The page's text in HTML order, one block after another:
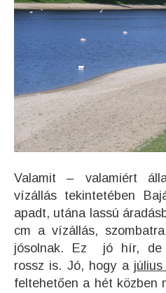
Valamit – valamiért
vízállás tekintetében
apadt, utána lassú
cm a vízállás,
jósolnak. Ez jó hír, de
rossz is. Jó, hogy a
feltehetően a hét közben